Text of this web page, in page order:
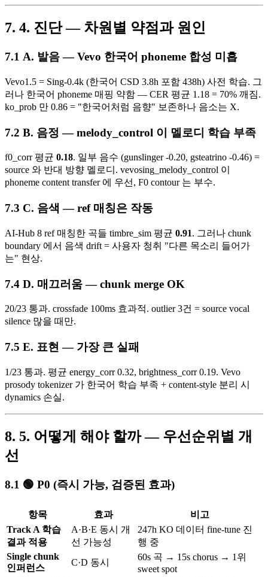
4. 진단 — 차원별 약점과 원인
A. 발음 — Vevo 한국어 phoneme 합성 미흡
Vevo1.5 = Sing-0.4k (한국어 CSD 3.8h 포함 438h) 사전 학습. 그
러나 한국어 phoneme 매핑 약함 — CER 평균 1.18 = 70% 깨짐.
ko_prob 만 0.86 = "한국어처럼 음향" 보존하나 음소는 X.
B. 음정 — melody_control 이 멜로디 학습 부족
f0_corr 평균 0.18. 일부 음수 (gunslinger -0.20, gsteatrino -0.46) =
source 와 반대 방향 멜로디. vevosing_melody_control 이
phoneme content transfer 에 우선, F0 contour 는 부수.
C. 음색 — ref 매칭은 작동
AI-Hub 8 ref 매칭한 곡들 timbre_sim 평균 0.91. 그러나 chunk
boundary 에서 음색 drift = 사용자 청취 "다른 목소리 들어가
는" 현상.
D. 매끄러움 — chunk merge OK
20/23 통과. crossfade 100ms 효과적. outlier 3건 = source vocal
silence 많을 때만.
E. 표현 — 가장 큰 실패
1/23 통과. 평균 energy_corr 0.32, brightness_corr 0.19. Vevo
prosody tokenizer 가 한국어 학습 부족 + content-style 분리 시
dynamics 손실.
5. 어떻게 해야 할까 — 우선순위별 개
선
🟢 P0 (즉시 가능, 검증된 효과)
항목 효과
비고
Track A 학습
결과 적용
A·B·E 동시 개
선 가능성
247h KO 데이터 fine-tune 진
행 중
Single chunk
인퍼런스
C·D 동시
60s 곡 → 15s chorus → 1위
sweet spot